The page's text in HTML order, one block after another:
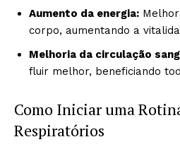
Aumento da energia:
corpo, aumentando a
Melhoria da circulação
fluir melhor, beneficiando
Como Iniciar uma
Respiratórios